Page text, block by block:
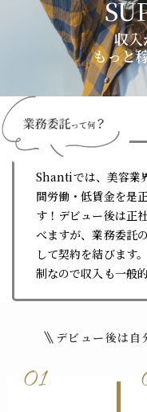
収
もっと
Shantiでは、美容業
間労働・低賃金を是
す！デビュー後は正
べますが、業務委託
して契約を結びます
制なので収入も一般
デビュー後は自
01